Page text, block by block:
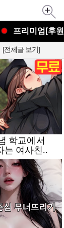
프리미엄[후
[전체글 보기]